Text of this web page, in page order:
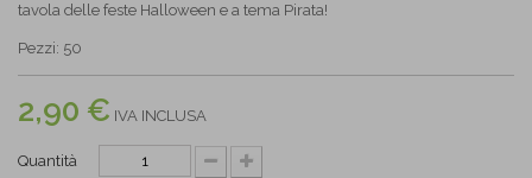
tavola delle feste Halloween e a tema Pirata!
Pezzi: 50
2,90 € IVA INCLUSA
Quantità